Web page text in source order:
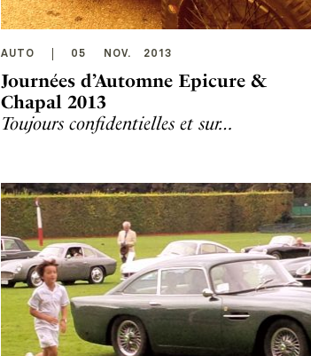
AUTO 05 NOV. 2013
Journées d’Automne Epicure &
Chapal 2013
Toujours confidentielles et sur…